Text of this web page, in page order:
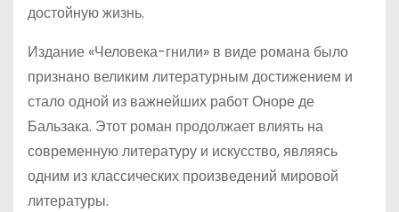
достойную жизнь.
Издание «Человека-гнили» в виде романа было
признано великим литературным достижением и
стало одной из важнейших работ Оноре де
Бальзака. Этот роман продолжает влиять на
современную литературу и искусство, являясь
одним из классических произведений мировой
литературы.